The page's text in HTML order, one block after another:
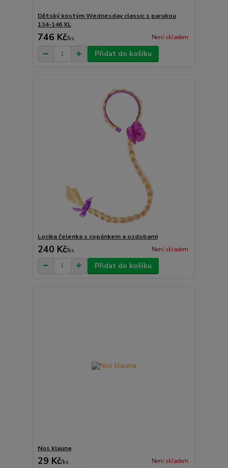
Dětský kostým Wednesday classic s parukou
134-146 XL
746 Kč/ks Není skladem
Přidat do košíku
Locika čelenka s copánkem a ozdobami
240 Kč/ks Není skladem
Přidat do košíku
Nos klauna
29 Kč/ks Není skladem